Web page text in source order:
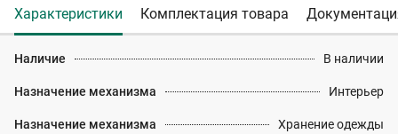
Характеристики Комплектация товара
Наличие В наличии
Назначение механизма Интерьер
Назначение механизма Хранение одежды